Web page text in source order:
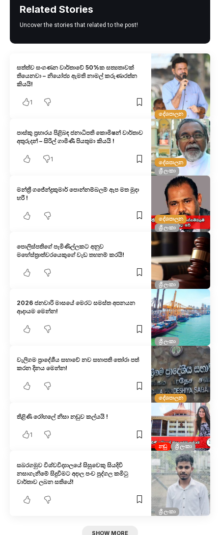
Related Stories
Uncover the stories that related to the post!
දේශපාලන
සත්ත්ව සංගණන වාර්තාවේ 50%ක සත්‍යතාවක්
තියෙනවා – නියෝජ්‍ය ඇමති නාමල් කරුණාරත්න
කියයි!
1
දේශපාලන
ශ්‍රී ලංකා
පාස්කු ප්‍රහාරය පිළිබඳ ජනාධිපති කොමිෂන් වාර්තාව
අතුරුදන් – සිරිල් ගාමිණී පියතුමා කියයි !
1
දේශපාලන
ශ්‍රී ලංකා
මන්ත්‍රී ගජේන්ද්‍රකුමාර් පොන්නම්බලම් ඇප මත මුදා
හරී !
ශ්‍රී ලංකා
පොලිස්පතිගේ පැමිණිල්ලකට අනුව
මහේස්ත්‍රාත්වරයෙකුගේ වැඩ තහනම් කරයි!
ශ්‍රී ලංකා
2026 ජනවාරි මාසයේ මෙරට සමස්ත අපනයන
ආදායම මෙන්න!
දේශපාලන
වැලිගම ප්‍රාදේශීය සභාවේ නව සභාපති තෝරා පත්
කරන දිනය මෙන්න!
නඩු ශ්‍රී ලංකා
තිළිණි රෝහලේ නිසා නඩුව කල්යයි !
1
ශ්‍රී ලංකා
සබරගමුව විශ්වවිද්‍යාලයේ සිසුවෙකු සියදිවි
නසාගැනිමේ සිදුවීමට අදාල පංච පුද්ගල කමිටු
වාර්තාව ලබන සතියේ!
SHOW MORE